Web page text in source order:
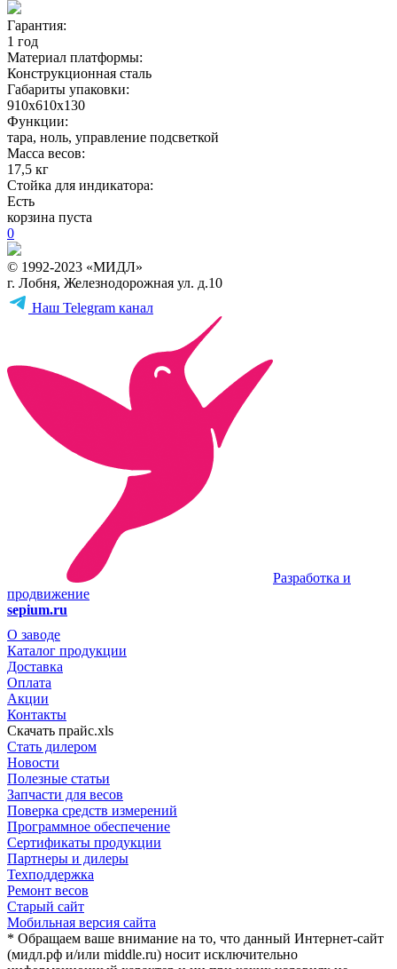
Гарантия:
1 год
Материал платформы:
Конструкционная сталь
Габариты упаковки:
910х610х130
Функции:
тара, ноль, управление подсветкой
Масса весов:
17,5 кг
Стойка для индикатора:
Есть
корзина пуста
0
© 1992-2023 «МИДЛ»
г. Лобня, Железнодорожная ул. д.10
Наш Telegram канал
Разработка и
продвижение
sepium.ru
О заводе
Каталог продукции
Доставка
Оплата
Акции
Контакты
Скачать прайс.xls
Стать дилером
Новости
Полезные статьи
Запчасти для весов
Поверка средств измерений
Программное обеспечение
Сертификаты продукции
Партнеры и дилеры
Техподдержка
Ремонт весов
Старый сайт
Мобильная версия сайта
* Обращаем ваше внимание на то, что данный Интернет-сайт
(мидл.рф и/или middle.ru) носит исключительно